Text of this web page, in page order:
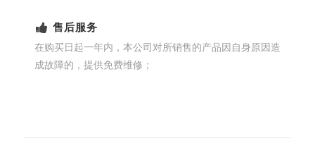
售后服务
在购买日起一年内，本公司对所销售的产品因自身原因造
成故障的，提供免费维修；